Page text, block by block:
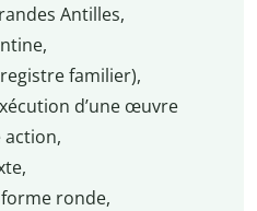
Antilles,
familier),
d’une œuvre
action,
ronde,